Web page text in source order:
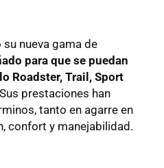
nueva gama de
para que se puedan
Roadster, Trail, Sport
prestaciones han
tanto en agarre en
confort y manejabilidad.